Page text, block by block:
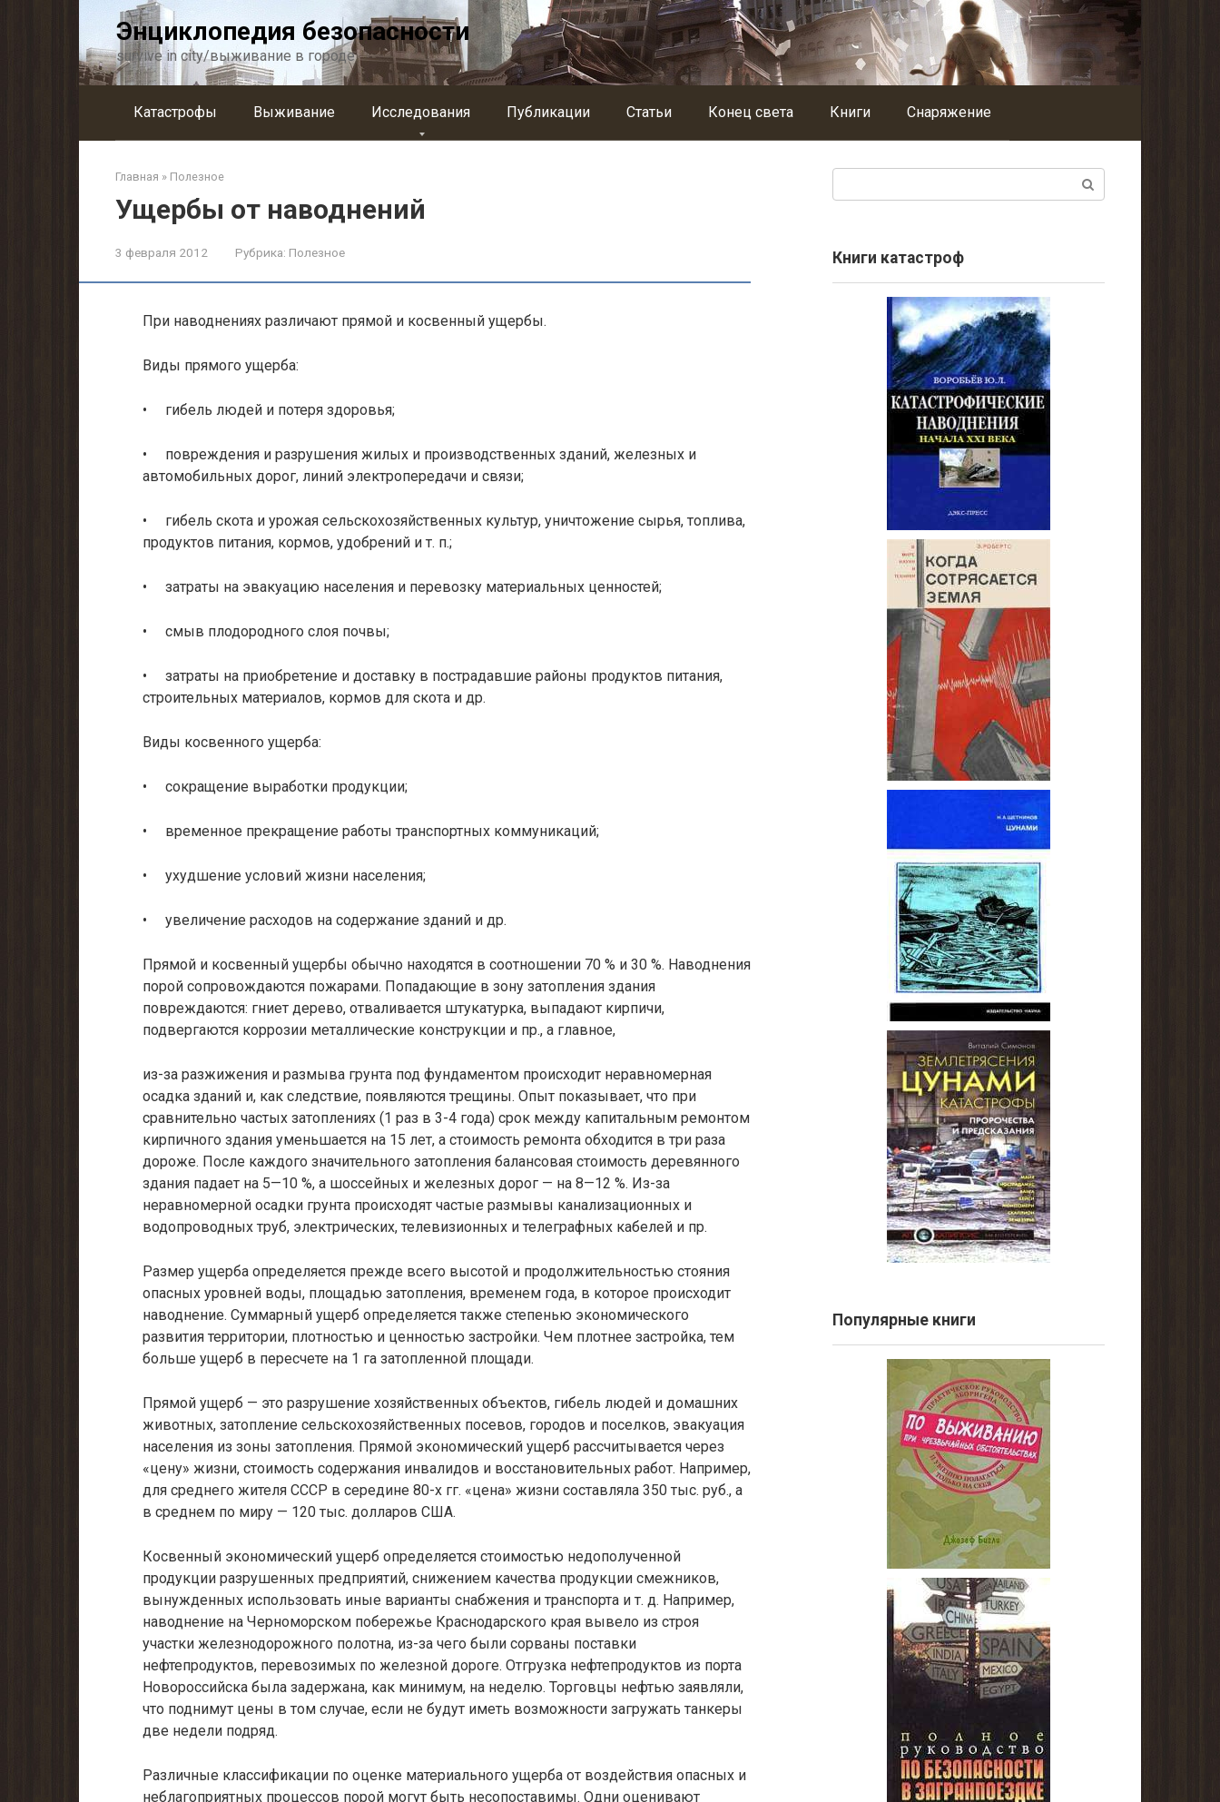
Энциклопедия безопасности
survive in city/выживание в городе
Катастрофы Выживание Исследования Публикации Статьи Конец света Книги Снаряжение
Главная » Полезное
Ущербы от наводнений
3 февраля 2012 Рубрика: Полезное
При наводнениях различают прямой и косвенный ущербы.
Виды прямого ущерба:
• гибель людей и потеря здоровья;
• повреждения и разрушения жилых и производственных зданий, железных и
автомобильных дорог, линий электропередачи и связи;
• гибель скота и урожая сельскохозяйственных культур, уничтожение сырья, топлива,
продуктов питания, кормов, удобрений и т. п.;
• затраты на эвакуацию населения и перевозку материальных ценностей;
• смыв плодородного слоя почвы;
• затраты на приобретение и доставку в пострадавшие районы продуктов пи­тания,
строительных материалов, кормов для скота и др.
Виды косвенного ущерба:
• сокращение выработки продукции;
• временное прекращение работы транспортных коммуникаций;
• ухудшение условий жизни населения;
• увеличение расходов на содержание зданий и др.
Прямой и косвенный ущербы обычно находятся в соотношении 70 % и 30 %. Наводнения
порой сопровождаются пожарами. Попадающие в зону затоп­ления здания
повреждаются: гниет дерево, отваливается штукатурка, выпадают кирпичи,
подвергаются коррозии металлические конструкции и пр., а главное,
из-за разжижения и размыва грунта под фундаментом происходит неравномер­ная
осадка зданий и, как следствие, появляются трещины. Опыт показывает, что при
сравнительно частых затоплениях (1 раз в 3-4 года) срок между капита­льным ремонтом
кирпичного здания уменьшается на 15 лет, а стоимость ре­монта обходится в три раза
дороже. После каждого значительного затопления балансовая стоимость деревянного
здания падает на 5—10 %, а шоссейных и железных дорог — на 8—12 %. Из-за
неравномерной осадки грунта происхо­дят частые размывы канализационных и
водопроводных труб, электрических, телевизионных и телеграфных кабелей и пр.
Размер ущерба определяется прежде всего высотой и продолжительностью стояния
опасных уровней воды, площадью затопления, временем года, в кото­рое происходит
наводнение. Суммарный ущерб определяется также степенью экономического
развития территории, плотностью и ценностью застройки. Чем плотнее застройка, тем
больше ущерб в пересчете на 1 га затопленной пло­щади.
Прямой ущерб — это разрушение хозяйственных объектов, гибель людей и домашних
животных, затопление сельскохозяйственных посевов, городов и поселков, эвакуация
населения из зоны затопления. Прямой экономический ущерб рассчитывается через
«цену» жизни, стоимость содержания инвалидов и восстановительных работ. Например,
для среднего жителя СССР в середине 80-х гг. «цена» жизни составляла 350 тыс. руб., а
в среднем по миру — 120 тыс. долларов США.
Косвенный экономический ущерб определяется стоимостью недополучен­ной
продукции разрушенных предприятий, снижением качества продукции смежников,
вынужденных использовать иные варианты снабжения и транс­порта и т. д. Например,
наводнение на Черноморском побережье Краснодар­ского края вывело из строя
участки железнодорожного полотна, из-за чего были сорваны поставки
нефтепродуктов, перевозимых по железной дороге. Отгрузка нефтепродуктов из порта
Новороссийска была задержана, как мини­мум, на неделю. Торговцы нефтью заявляли,
что поднимут цены в том случае, если не будут иметь возможности загружать танкеры
две недели подряд.
Различные классификации по оценке материального ущерба от воздейст­вия опасных и
неблагоприятных процессов порой могут быть несопоставимы. Одни оценивают
Книги катастроф
Популярные книги